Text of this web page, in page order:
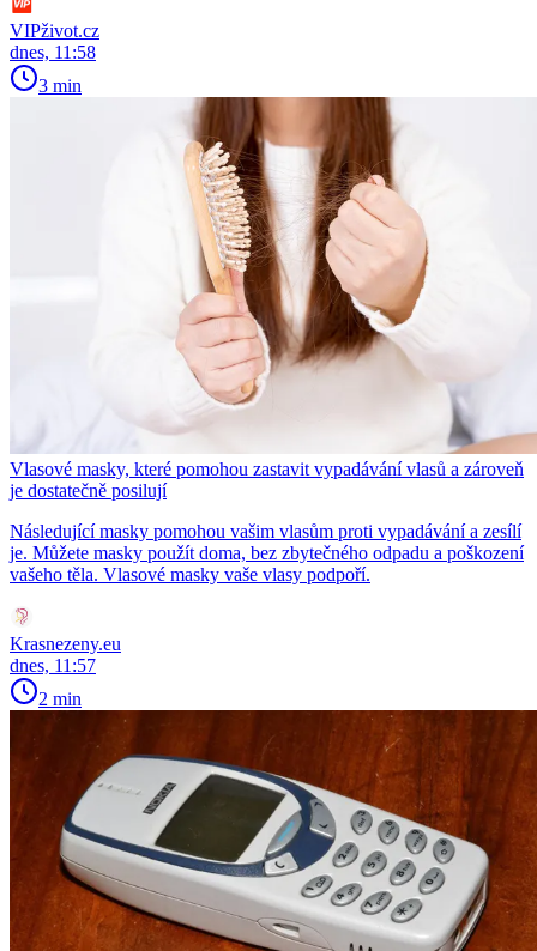
VIPživot.cz
dnes, 11:58
3 min
Vlasové masky, které pomohou zastavit vypadávání vlasů a zároveň
je dostatečně posilují
Následující masky pomohou vašim vlasům proti vypadávání a zesílí
je. Můžete masky použít doma, bez zbytečného odpadu a poškození
vašeho těla. Vlasové masky vaše vlasy podpoří.
Krasnezeny.eu
dnes, 11:57
2 min